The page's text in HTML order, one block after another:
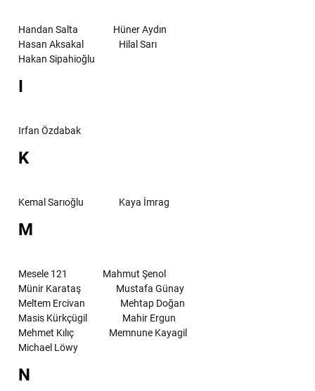
Handan Salta
Hüner Aydın
Hasan Aksakal
Hilal Sarı
Hakan Sipahioğlu
I
Irfan Özdabak
K
Kemal Sarıoğlu Kaya İmrag
M
Mesele 121
Mahmut Şenol
Münir Karataş
Mustafa Günay
Meltem Ercivan
Mehtap Doğan
Masis Kürkçügil
Mahir Ergun
Mehmet Kılıç
Memnune Kayagil
Michael Löwy
N